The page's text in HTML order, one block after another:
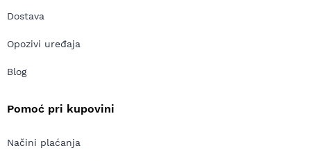
Dostava
Opozivi uređaja
Blog
Pomoć pri kupovini
Načini plaćanja